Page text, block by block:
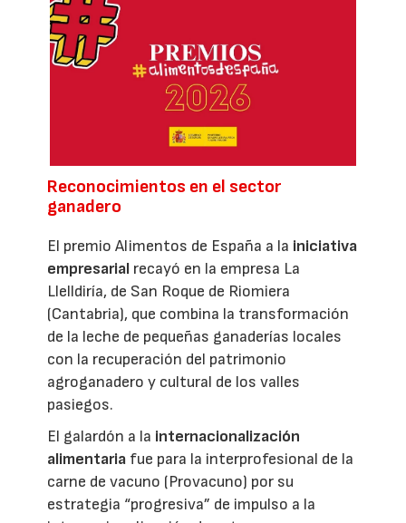
Reconocimientos en el sector
ganadero
El premio Alimentos de España a la iniciativa
empresarial recayó en la empresa La
Llelldiría, de San Roque de Riomiera
(Cantabria), que combina la transformación
de la leche de pequeñas ganaderías locales
con la recuperación del patrimonio
agroganadero y cultural de los valles
pasiegos.
El galardón a la internacionalización
alimentaria fue para la interprofesional de la
carne de vacuno (Provacuno) por su
estrategia “progresiva” de impulso a la